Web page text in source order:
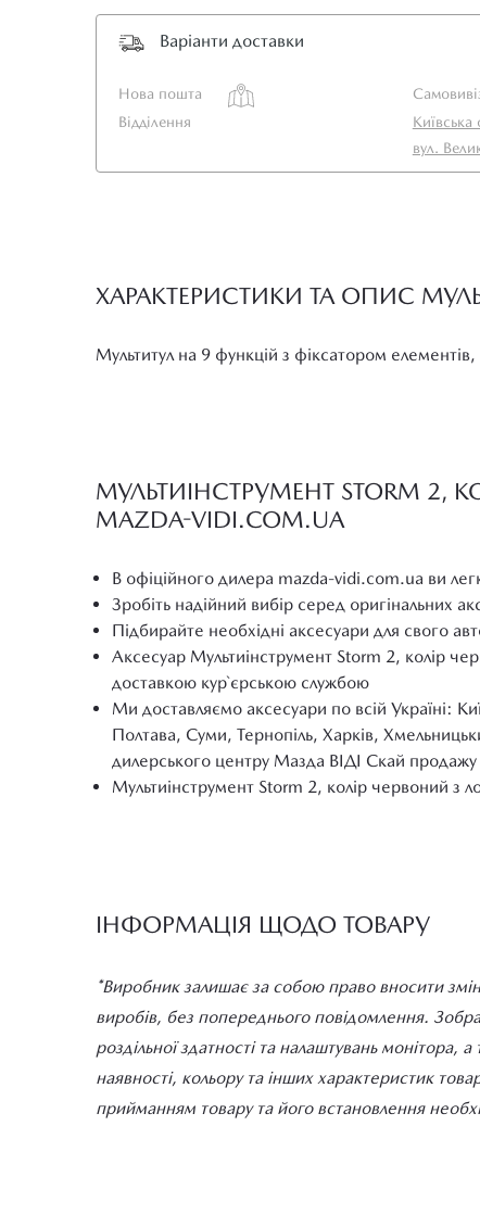
Варіанти доставки
Нова пошта
Відділення
Київська
вул.
ХАРАКТЕРИСТИКИ ТА ОПИС
Мультитул на 9 функцій з фіксатором
МУЛЬТИІНСТРУМЕНТ STORM 2,
MAZDA-VIDI.COM.UA
В офіційного дилера mazda-vidi.com.ua ви
Зробіть надійний вибір серед оригінальних
Підбирайте необхідні аксесуари для свого
Аксесуар Мультиінструмент Storm 2, колір
доставкою кур`єрською службою
Ми доставляємо аксесуари по всій Україні:
Полтава, Суми, Тернопіль, Харків,
дилерського центру Мазда ВІДІ Скай
Мультиінструмент Storm 2, колір червоний з
ІНФОРМАЦІЯ ЩОДО ТОВАРУ
*Виробник залишає за собою право вносити
виробів, без попереднього повідомлення.
роздільної здатності та налаштувань
наявності, кольору та інших характеристик
прийманням товару та його встановлення